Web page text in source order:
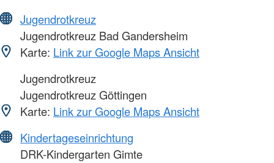
Jugendrotkreuz
Jugendrotkreuz Bad Gandersheim
Karte: Link zur Google Maps Ansicht
Jugendrotkreuz
Jugendrotkreuz Göttingen
Karte: Link zur Google Maps Ansicht
Kindertageseinrichtung
DRK-Kindergarten Gimte